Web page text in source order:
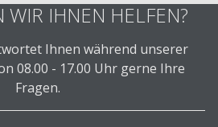
WIR IHNEN HELFEN?
Ihnen während unserer
08.00 - 17.00 Uhr gerne Ihre
Fragen.